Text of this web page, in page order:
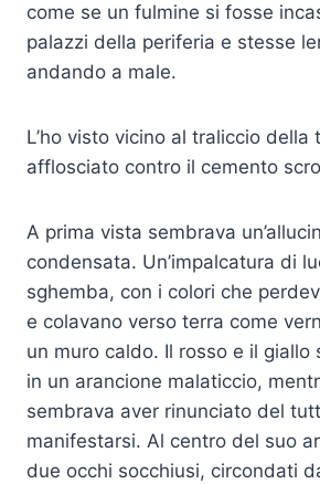
come se un fulmine si fosse
palazzi della periferia e stesse
andando a male.
L’ho visto vicino al traliccio della
afflosciato contro il cemento
A prima vista sembrava
condensata. Un’impalcatura di
sghemba, con i colori che
e colavano verso terra come
un muro caldo. Il rosso e il giallo
in un arancione malaticcio,
sembrava aver rinunciato del
manifestarsi. Al centro del suo
due occhi socchiusi, circondati